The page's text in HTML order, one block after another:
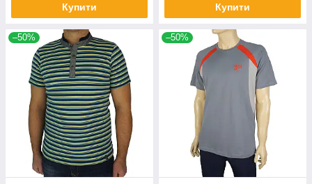
Купити Купити
–50% –50%